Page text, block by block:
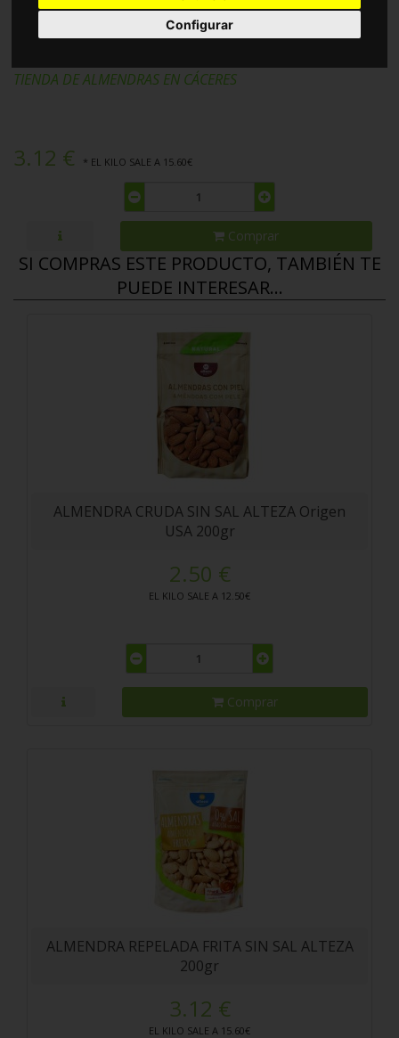
Configurar
ALMENDRA REPELADA FRITA SIN SAL
TIENDA DE ALMENDRAS EN CÁCERES
3.12 € * EL KILO SALE A 15.60€
Comprar
SI COMPRAS ESTE PRODUCTO, TAMBIÉN TE
PUEDE INTERESAR...
ALMENDRA CRUDA SIN SAL ALTEZA Origen
USA 200gr
2.50 €
EL KILO SALE A 12.50€
Comprar
ALMENDRA REPELADA FRITA SIN SAL ALTEZA
200gr
3.12 €
EL KILO SALE A 15.60€